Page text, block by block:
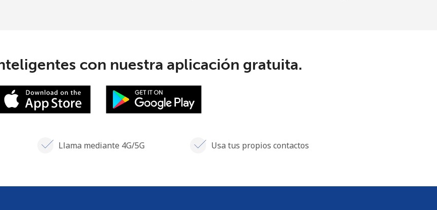
con nuestra aplicación gratuita.
Llama mediante 4G/5G Usa tus propios contactos